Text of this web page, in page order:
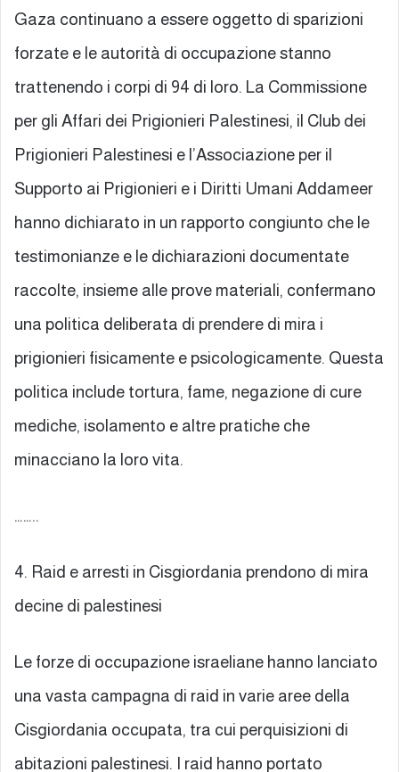
Gaza continuano a essere oggetto di sparizioni
forzate e le autorità di occupazione stanno
trattenendo i corpi di 94 di loro. La Commissione
per gli Affari dei Prigionieri Palestinesi, il Club dei
Prigionieri Palestinesi e l’Associazione per il
Supporto ai Prigionieri e i Diritti Umani Addameer
hanno dichiarato in un rapporto congiunto che le
testimonianze e le dichiarazioni documentate
raccolte, insieme alle prove materiali, confermano
una politica deliberata di prendere di mira i
prigionieri fisicamente e psicologicamente. Questa
politica include tortura, fame, negazione di cure
mediche, isolamento e altre pratiche che
minacciano la loro vita.
……..
4. Raid e arresti in Cisgiordania prendono di mira
decine di palestinesi
Le forze di occupazione israeliane hanno lanciato
una vasta campagna di raid in varie aree della
Cisgiordania occupata, tra cui perquisizioni di
abitazioni palestinesi. I raid hanno portato